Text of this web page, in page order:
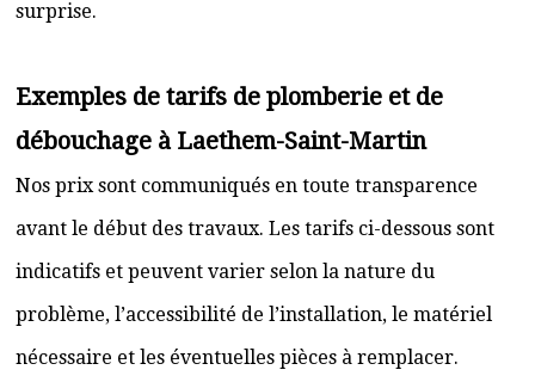
surprise.
Exemples de tarifs de plomberie et de
débouchage à Laethem-Saint-Martin
Nos prix sont communiqués en toute transparence
avant le début des travaux. Les tarifs ci-dessous sont
indicatifs et peuvent varier selon la nature du
problème, l’accessibilité de l’installation, le matériel
nécessaire et les éventuelles pièces à remplacer.